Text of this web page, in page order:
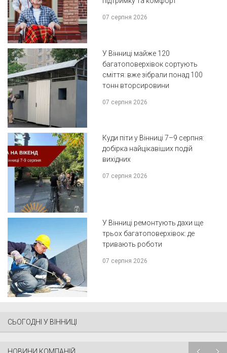
07 серпня 2026
У Вінниці майже 120
багатоповерхівок сортують
сміття: вже зібрали понад 100
тонн вторсировини
07 серпня 2026
Куди піти у Вінниці 7–9 серпня:
добірка найцікавіших подій
вихідних
07 серпня 2026
У Вінниці ремонтують дахи ще
трьох багатоповерхівок: де
тривають роботи
07 серпня 2026
СЬОГОДНІ У ВІННИЦІ